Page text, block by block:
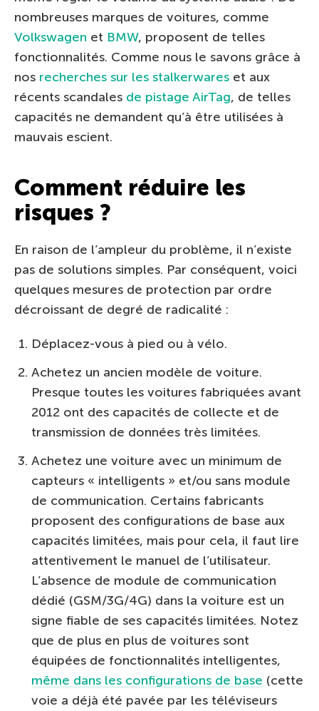
nombreuses marques de voitures, comme
Volkswagen et BMW, proposent de telles
fonctionnalités. Comme nous le savons grâce à
nos recherches sur les stalkerwares et aux
récents scandales de pistage AirTag, de telles
capacités ne demandent qu’à être utilisées à
mauvais escient.
Comment réduire les
risques ?
En raison de l’ampleur du problème, il n’existe
pas de solutions simples. Par conséquent, voici
quelques mesures de protection par ordre
décroissant de degré de radicalité :
Déplacez-vous à pied ou à vélo.
Achetez un ancien modèle de voiture.
Presque toutes les voitures fabriquées avant
2012 ont des capacités de collecte et de
transmission de données très limitées.
Achetez une voiture avec un minimum de
capteurs « intelligents » et/ou sans module
de communication. Certains fabricants
proposent des configurations de base aux
capacités limitées, mais pour cela, il faut lire
attentivement le manuel de l’utilisateur.
L’absence de module de communication
dédié (GSM/3G/4G) dans la voiture est un
signe fiable de ses capacités limitées. Notez
que de plus en plus de voitures sont
équipées de fonctionnalités intelligentes,
même dans les configurations de base (cette
voie a déjà été pavée par les téléviseurs